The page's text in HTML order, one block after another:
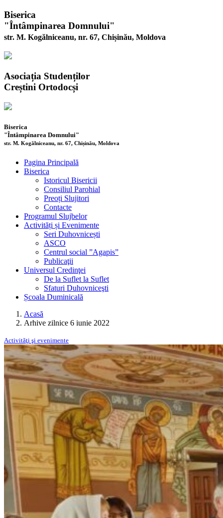
Biserica
"Întâmpinarea Domnului"
str. M. Kogălniceanu, nr. 67, Chișinău, Moldova
Asociația Studenților
Creștini Ortodocși
Biserica
"Întâmpinarea Domnului"
str. M. Kogălniceanu, nr. 67, Chișinău, Moldova
Pagina Principală
Biserica
Istoricul Bisericii
Consiliul Parohial
Preoți Slujitori
Contacte
Programul Slujbelor
Activități și Evenimente
Seri Duhovnicești
ASCO
Centrul social ”Agapis”
Publicaţii
Universul Credinţei
De la Suflet la Suflet
Sfaturi Duhovniceşti
Școala Duminicală
Acasă
Arhive zilnice 6 iunie 2022
Activităţi şi evenimente